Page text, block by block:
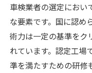
地域特有の
地元コミュ
車検費用を抑え
費用対効果
車検業者の選定におい
な要素です。国に認め
術力は一定の基準をク
れています。認定工場
準を満たすための研修